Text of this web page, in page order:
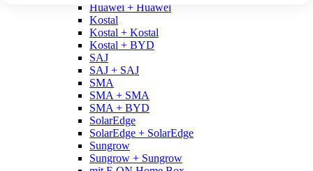
Huawei + Huawei
Kostal
Kostal + Kostal
Kostal + BYD
SAJ
SAJ + SAJ
SMA
SMA + SMA
SMA + BYD
SolarEdge
SolarEdge + SolarEdge
Sungrow
Sungrow + Sungrow